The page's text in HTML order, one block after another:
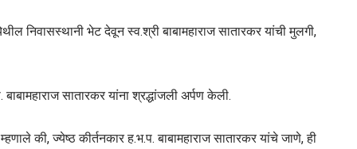
निवासस्थानी भेट देवून स्व.श्री बाबामहाराज सातारकर यांची मुलगी,
सातारकर यांना श्रद्धांजली अर्पण केली.
की, ज्येष्ठ कीर्तनकार ह.भ.प. बाबामहाराज सातारकर यांचे जाणे, ही